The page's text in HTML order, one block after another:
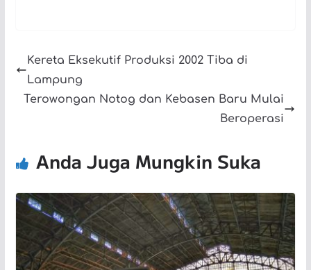
Kereta Eksekutif Produksi 2002 Tiba di
Lampung
Terowongan Notog dan Kebasen Baru Mulai
Beroperasi
Anda Juga Mungkin Suka